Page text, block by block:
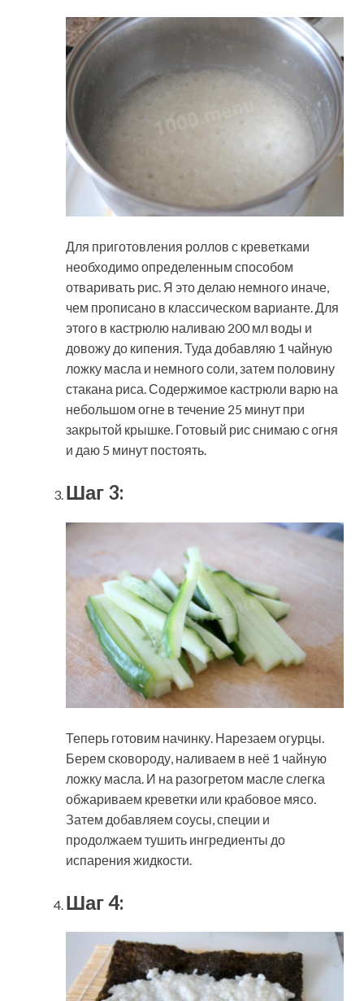
Для приготовления роллов с креветками
необходимо определенным способом
отваривать рис. Я это делаю немного иначе,
чем прописано в классическом варианте. Для
этого в кастрюлю наливаю 200 мл воды и
довожу до кипения. Туда добавляю 1 чайную
ложку масла и немного соли, затем половину
стакана риса. Содержимое кастрюли варю на
небольшом огне в течение 25 минут при
закрытой крышке. Готовый рис снимаю с огня
и даю 5 минут постоять.
Шаг 3:
Теперь готовим начинку. Нарезаем огурцы.
Берем сковороду, наливаем в неё 1 чайную
ложку масла. И на разогретом масле слегка
обжариваем креветки или крабовое мясо.
Затем добавляем соусы, специи и
продолжаем тушить ингредиенты до
испарения жидкости.
Шаг 4: